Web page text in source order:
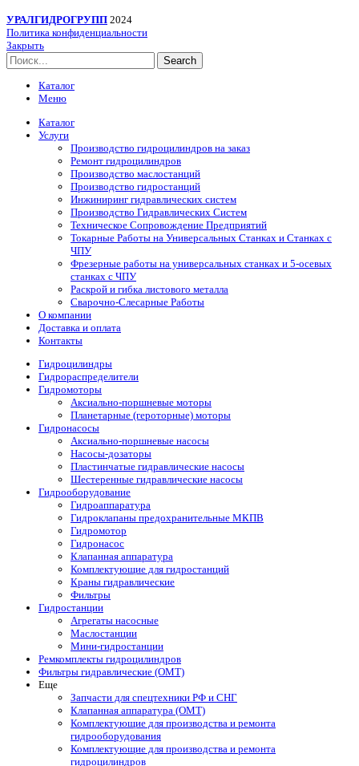
УРАЛГИДРОГРУПП 2024
Политика конфиденциальности
Закрыть
Search
Каталог
Меню
Каталог
Услуги
Производство гидроцилиндров на заказ
Ремонт гидроцилиндров
Производство маслостанций
Производство гидростанций
Инжиниринг гидравлических систем
Производство Гидравлических Систем
Техническое Сопровождение Предприятий
Токарные Работы на Универсальных Станках и Станках с
ЧПУ
Фрезерные работы на универсальных станках и 5-осевых
станках с ЧПУ
Раскрой и гибка листового металла
Сварочно-Слесарные Работы
О компании
Доставка и оплата
Контакты
Гидроцилиндры
Гидрораспределители
Гидромоторы
Аксиально-поршневые моторы
Планетарные (героторные) моторы
Гидронасосы
Аксиально-поршневые насосы
Насосы-дозаторы
Пластинчатые гидравлические насосы
Шестеренные гидравлические насосы
Гидрооборудование
Гидроаппаратура
Гидроклапаны предохранительные МКПВ
Гидромотор
Гидронасос
Клапанная аппаратура
Комплектующие для гидростанций
Краны гидравлические
Фильтры
Гидростанции
Агрегаты насосные
Маслостанции
Мини-гидростанции
Ремкомплекты гидроцилиндров
Фильтры гидравлические (OMT)
Еще
Запчасти для спецтехники РФ и СНГ
Клапанная аппаратура (OMT)
Комплектующие для производства и ремонта
гидрооборудования
Комплектующие для производства и ремонта
гидроцилиндров